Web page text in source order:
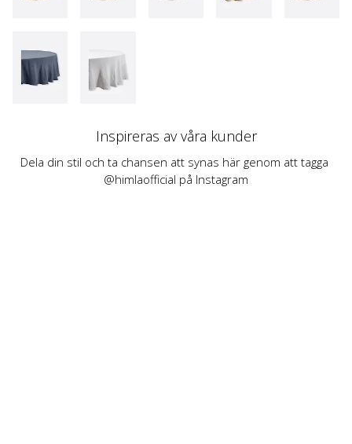
Inspireras av våra kunder
Dela din stil och ta chansen att synas här genom att tagga
@himlaofficial på Instagram